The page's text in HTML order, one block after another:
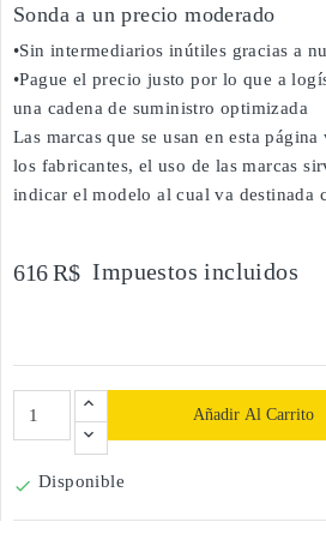
Sonda a un precio moderado
•Sin intermediarios inútiles gracias a
•Pague el precio justo por lo que a
una cadena de suministro optimizada
Las marcas que se usan en esta
los fabricantes, el uso de las marcas
indicar el modelo al cual va destinada
616 R$ Impuestos incluidos
Añadir Al Carrito
 Disponible